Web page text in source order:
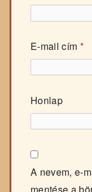
E-mail cím *
Honlap
A nevem, e-
mentése a